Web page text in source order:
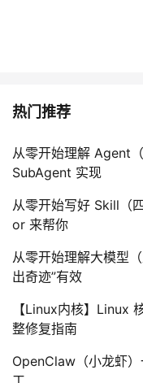
热门推荐
从零开始理解 Agent
SubAgent 实现
从零开始写好 Skill（
or 来帮你
从零开始理解大模型
出奇迹”有效
【Linux内核】Linux
整修复指南
OpenClaw（小龙虾